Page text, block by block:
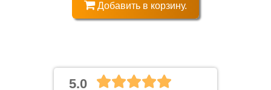
Добавить в корзину.
5.0